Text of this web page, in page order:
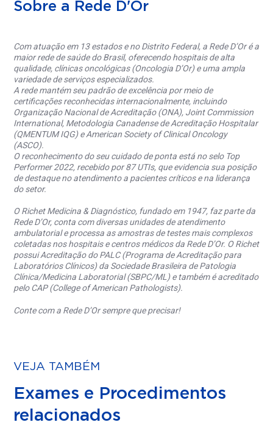
Sobre a Rede D'Or
Com atuação em 13 estados e no Distrito Federal, a Rede D’Or é a
maior rede de saúde do Brasil, oferecendo hospitais de alta
qualidade, clínicas oncológicas (Oncologia D’Or) e uma ampla
variedade de serviços especializados.
A rede mantém seu padrão de excelência por meio de
certificações reconhecidas internacionalmente, incluindo
Organização Nacional de Acreditação (ONA), Joint Commission
International, Metodologia Canadense de Acreditação Hospitalar
(QMENTUM IQG) e American Society of Clinical Oncology
(ASCO).
O reconhecimento do seu cuidado de ponta está no selo Top
Performer 2022, recebido por 87 UTIs, que evidencia sua posição
de destaque no atendimento a pacientes críticos e na liderança
do setor.
O Richet Medicina & Diagnóstico, fundado em 1947, faz parte da
Rede D’Or, conta com diversas unidades de atendimento
ambulatorial e processa as amostras de testes mais complexos
coletadas nos hospitais e centros médicos da Rede D’Or. O Richet
possui Acreditação do PALC (Programa de Acreditação para
Laboratórios Clínicos) da Sociedade Brasileira de Patologia
Clínica/Medicina Laboratorial (SBPC/ML) e também é acreditado
pelo CAP (College of American Pathologists).
Conte com a Rede D’Or sempre que precisar!
VEJA TAMBÉM
Exames e Procedimentos
relacionados